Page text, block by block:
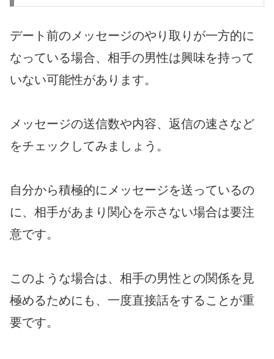
デート前のメッセージのやり取りが一方的に
なっている場合、相手の男性は興味を持って
いない可能性があります。
メッセージの送信数や内容、返信の速さなど
をチェックしてみましょう。
自分から積極的にメッセージを送っているの
に、相手があまり関心を示さない場合は要注
意です。
このような場合は、相手の男性との関係を見
極めるためにも、一度直接話をすることが重
要です。